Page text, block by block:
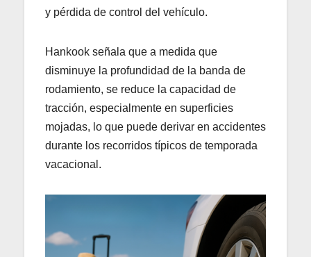
y pérdida de control del vehículo.
Hankook señala que a medida que
disminuye la profundidad de la banda de
rodamiento, se reduce la capacidad de
tracción, especialmente en superficies
mojadas, lo que puede derivar en accidentes
durante los recorridos típicos de temporada
vacacional.​